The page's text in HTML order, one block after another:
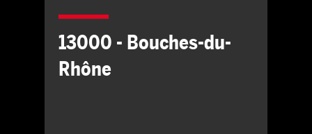
13000 - Bouches-du-
Rhône